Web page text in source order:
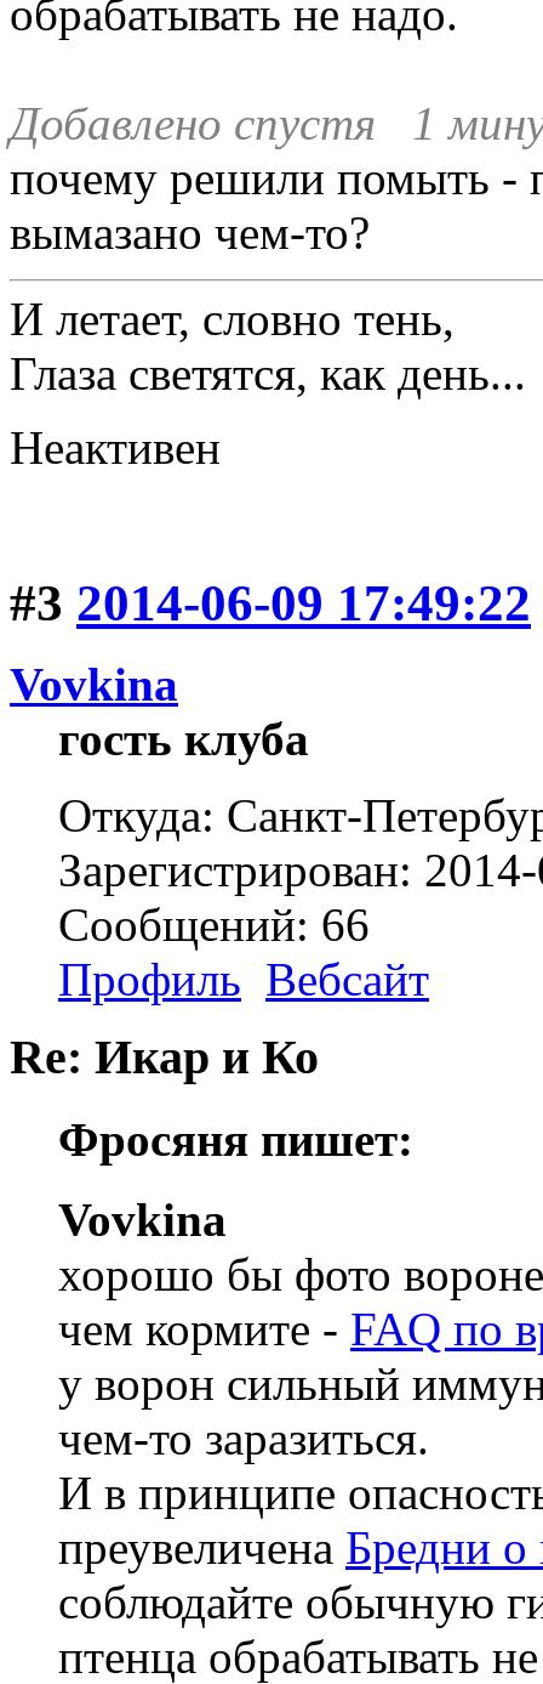
обрабатывать не надо.
Добавлено спустя 1
почему решили помыть -
вымазано чем-то?
И летает, словно тень,
Глаза светятся, как день...
Неактивен
#3 2014-06-09 17:49:22
Vovkina
гость клуба
Откуда: Санкт-
Зарегистрирован:
Сообщений: 66
Профиль Вебсайт
Re: Икар и Ко
Фросяня пишет:
Vovkina
хорошо бы фото
чем кормите - FAQ по
у ворон сильный
чем-то заразиться.
И в принципе
преувеличена Бредни о
соблюдайте обычную
птенца обрабатывать